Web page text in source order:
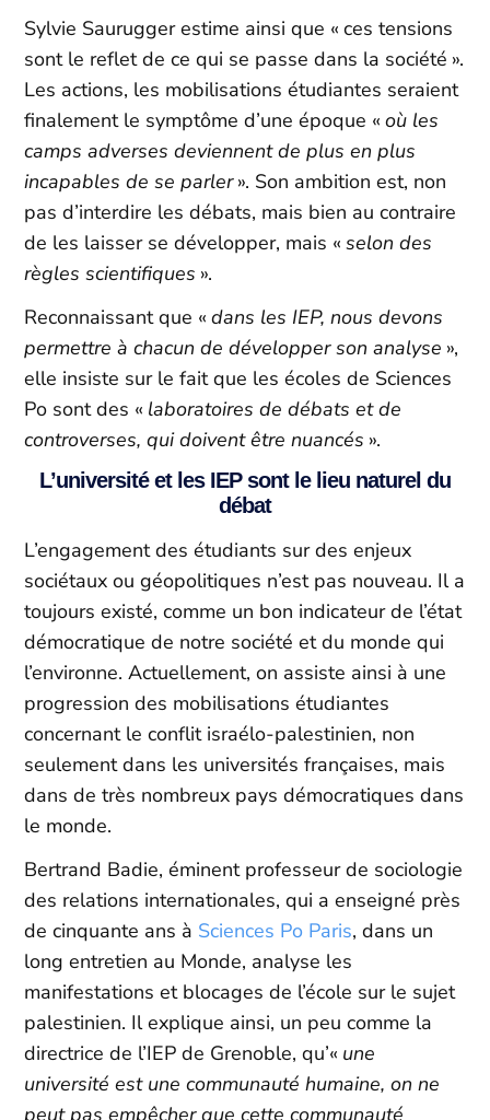
Sylvie Saurugger estime ainsi que « ces tensions
sont le reflet de ce qui se passe dans la société ».
Les actions, les mobilisations étudiantes seraient
finalement le symptôme d’une époque « où les
camps adverses deviennent de plus en plus
incapables de se parler». Son ambition est, non
pas d’interdire les débats, mais bien au contraire
de les laisser se développer, mais «selon des
règles scientifiques ».
Reconnaissant que «dans les IEP, nous devons
permettre à chacun de développer son analyse »,
elle insiste sur le fait que les écoles de Sciences
Po sont des « laboratoires de débats et de
controverses, qui doivent être nuancés ».
L’université et les IEP sont le lieu naturel du
débat
L’engagement des étudiants sur des enjeux
sociétaux ou géopolitiques n’est pas nouveau. Il a
toujours existé, comme un bon indicateur de l’état
démocratique de notre société et du monde qui
l’environne. Actuellement, on assiste ainsi à une
progression des mobilisations étudiantes
concernant le conflit israélo-palestinien, non
seulement dans les universités françaises, mais
dans de très nombreux pays démocratiques dans
le monde.
Bertrand Badie, éminent professeur de sociologie
des relations internationales, qui a enseigné près
de cinquante ans à Sciences Po Paris, dans un
long entretien au Monde, analyse les
manifestations et blocages de l’école sur le sujet
palestinien. Il explique ainsi, un peu comme la
directrice de l’IEP de Grenoble, qu’« une
université est une communauté humaine, on ne
peut pas empêcher que cette communauté